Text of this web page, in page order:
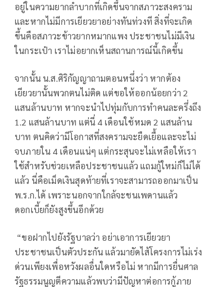
อยู่ในความยากลำบากที่เกิดขึ้นจากสภาวะสงคราม
และหากไม่มีการเยียวยาอย่างทันท่วงที สิ่งที่จะเกิด
ขึ้นคือสภาวะข้าวยากหมากแพง ประชาชนไม่มีเงิน
ในกระเป๋า เราไม่อยากเห็นสถานการณ์นี้เกิดขึ้น
จากนั้น น.ส.ศิริกัญญาถามตอนหนึ่งว่า หากต้อง
เยียวยานั้นพวกตนไม่ติด แต่ขอให้ออกน้อยกว่า 2
แสนล้านบาท หากจะนำไปทุ่มกับการทำคนละครึ่งถึง
1.2 แสนล้านบาท แต่นี่ 4 เดือนใช้หมด 2 แสนล้าน
บาท ตนคิดว่ามีโอกาสที่สงครามจะยืดเยื้อและจะไม่
จบภายใน 4 เดือนแน่ๆ แต่กระสุนจะไม่เหลือให้เรา
ใช้สำหรับช่วยเหลือประชาชนแล้ว แถมกู้ใหม่ก็ไม่ได้
แล้ว นี่คือเม็ดเงินสุดท้ายที่เราจะสามารถออกมาเป็น
พ.ร.ก.ได้ เพราะนอกจากใกล้จะชนเพดานแล้ว
ดอกเบี้ยก็ยังสูงขึ้นอีกด้วย
“ขอฝากไปยังรัฐบาลว่า อย่าเอาการเยียวยา
ประชาชนเป็นตัวประกัน แล้วมายัดไส้โครงการไม่เร่ง
ด่วนเพียงเพื่อหวังผลอื่นใดหรือไม่ หากมีการยื่นศาล
รัฐธรรมนูญตีความแล้วพบว่ามีปัญหาต่อการกู้ภาย